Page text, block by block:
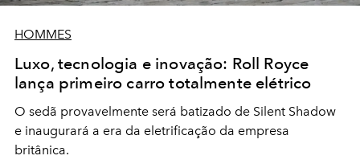
HOMMES
Luxo, tecnologia e inovação: Roll Royce
lança primeiro carro totalmente elétrico
O sedã provavelmente será batizado de Silent Shadow
e inaugurará a era da eletrificação da empresa
britânica.